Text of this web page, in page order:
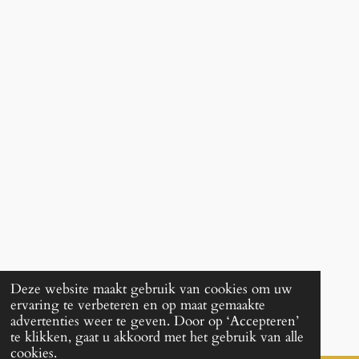
Deze website maakt gebruik van cookies om uw
ervaring te verbeteren en op maat gemaakte
advertenties weer te geven. Door op ‘Accepteren’
te klikken, gaat u akkoord met het gebruik van alle
cookies.